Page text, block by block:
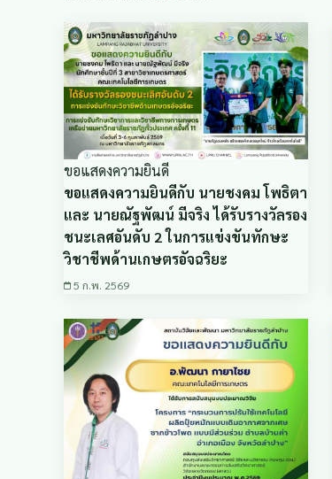
ขอแสดงความยินดี
ขอแสดงความยินดีกับ นายชงคม โพธิตา
และ นายณัฐพัฒน์ มีจริง ได้รับรางวัลรอง
ชนะเลศอันดับ 2 ในการแข่งขันทักษะ
วิชาชีพด้านเกษตรอัจฉริยะ
5 ก.พ. 2569